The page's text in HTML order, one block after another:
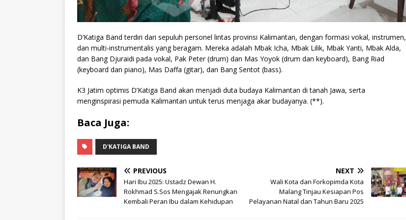
D’Katiga Band terdiri dari sepuluh personel lintas provinsi Kalimantan, dengan formasi vokal, instrumen,
dan multi-instrumentalis yang beragam. Mereka adalah Mbak Icha, Mbak Lilik, Mbak Yanti, Mbak Alda,
dan Bang Djuraidi pada vokal, Pak Peter (drum) dan Mas Yoyok (drum dan keyboard), Bang Riad
(keyboard dan piano), Mas Daffa (gitar), dan Bang Sentot (bass).
K3 Jatim optimis D’Katiga Band akan menjadi duta budaya Kalimantan di tanah Jawa, serta
menginspirasi pemuda Kalimantan untuk terus menjaga akar budayanya. (**).
Baca Juga:
D'KATIGA BAND
PREVIOUS
Hari Ibu 2025: Ustadz Dewan H.
Rokhmad S.Sos Mengajak Renungkan
Kembali Peran Ibu dalam Kehidupan
NEXT
Wali Kota dan Forkopimda Kota
Malang Tinjau Kesiapan Pos
Pelayanan Natal dan Tahun Baru 2025